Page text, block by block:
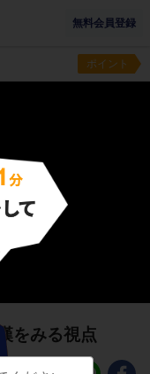
無料会員登録
ポイント
をみる視点